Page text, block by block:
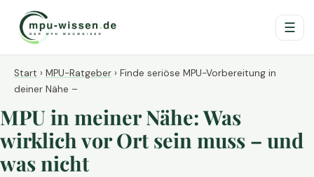
☰
Start › MPU-Ratgeber › Finde seriöse MPU-Vorbereitung in
deiner Nähe –
MPU in meiner Nähe: Was
wirklich vor Ort sein muss – und
was nicht